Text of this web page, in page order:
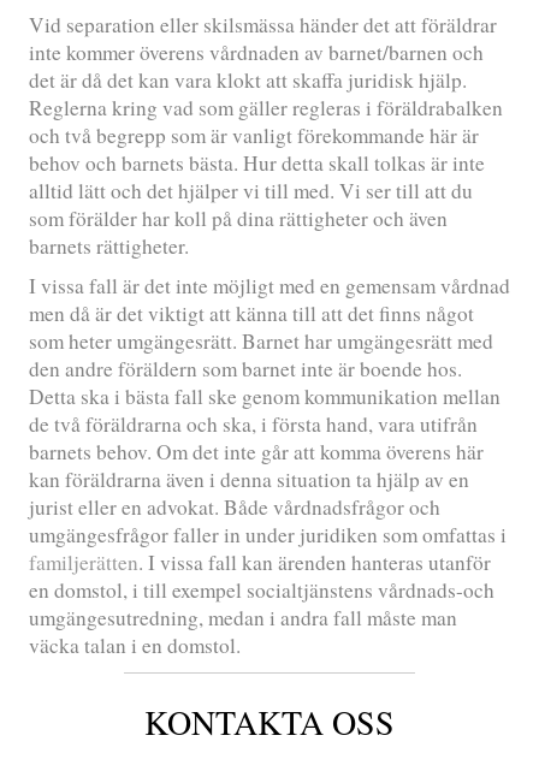
Vid separation eller skilsmässa händer det att föräldrar
inte kommer överens vårdnaden av barnet/barnen och
det är då det kan vara klokt att skaffa juridisk hjälp.
Reglerna kring vad som gäller regleras i föräldrabalken
och två begrepp som är vanligt förekommande här är
behov och barnets bästa. Hur detta skall tolkas är inte
alltid lätt och det hjälper vi till med. Vi ser till att du
som förälder har koll på dina rättigheter och även
barnets rättigheter.
I vissa fall är det inte möjligt med en gemensam vårdnad
men då är det viktigt att känna till att det finns något
som heter umgängesrätt. Barnet har umgängesrätt med
den andre föräldern som barnet inte är boende hos.
Detta ska i bästa fall ske genom kommunikation mellan
de två föräldrarna och ska, i första hand, vara utifrån
barnets behov. Om det inte går att komma överens här
kan föräldrarna även i denna situation ta hjälp av en
jurist eller en advokat. Både vårdnadsfrågor och
umgängesfrågor faller in under juridiken som omfattas i
familjerätten. I vissa fall kan ärenden hanteras utanför
en domstol, i till exempel socialtjänstens vårdnads-och
umgängesutredning, medan i andra fall måste man
väcka talan i en domstol.
KONTAKTA OSS